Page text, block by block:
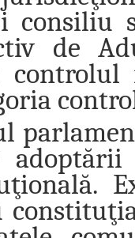
consiliu
de